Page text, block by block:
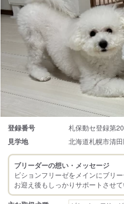
登録番号
札保動セ登録第
見学地
北海道札幌市清
ブリーダーの想い・メッセージ
ビションフリーゼをメインにブリ